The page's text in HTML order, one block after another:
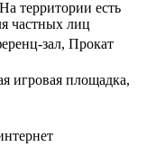
территории есть
частных лиц
зал, Прокат
игровая площадка,